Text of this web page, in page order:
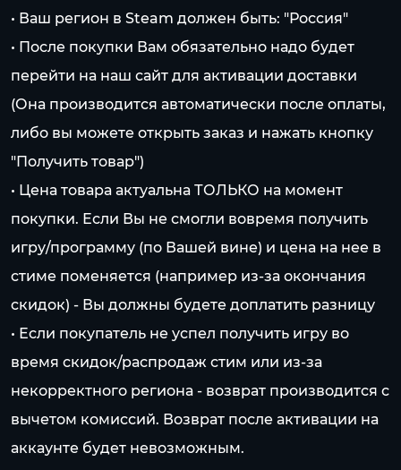
• Ваш регион в Steam должен быть: "Россия"
• После покупки Вам обязательно надо будет
перейти на наш сайт для активации доставки
(Она производится автоматически после оплаты,
либо вы можете открыть заказ и нажать кнопку
"Получить товар")
• Цена товара актуальна ТОЛЬКО на момент
покупки. Если Вы не смогли вовремя получить
игру/программу (по Вашей вине) и цена на нее в
стиме поменяется (например из-за окончания
скидок) - Вы должны будете доплатить разницу
• Если покупатель не успел получить игру во
время скидок/распродаж стим или из-за
некорректного региона - возврат производится с
вычетом комиссий. Возврат после активации на
аккаунте будет невозможным.